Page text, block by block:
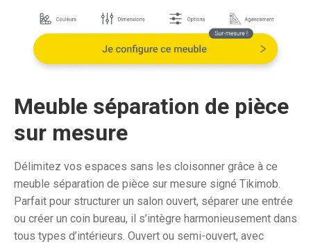
initial
était :
2
963,74€.
est :
2
Meuble séparation de pièce
sur mesure
Délimitez vos espaces sans les cloisonner grâce à ce
meuble séparation de pièce sur mesure signé Tikimob.
Parfait pour structurer un salon ouvert, séparer une entrée
ou créer un coin bureau, il s’intègre harmonieusement dans
tous types d’intérieurs. Ouvert ou semi-ouvert, avec